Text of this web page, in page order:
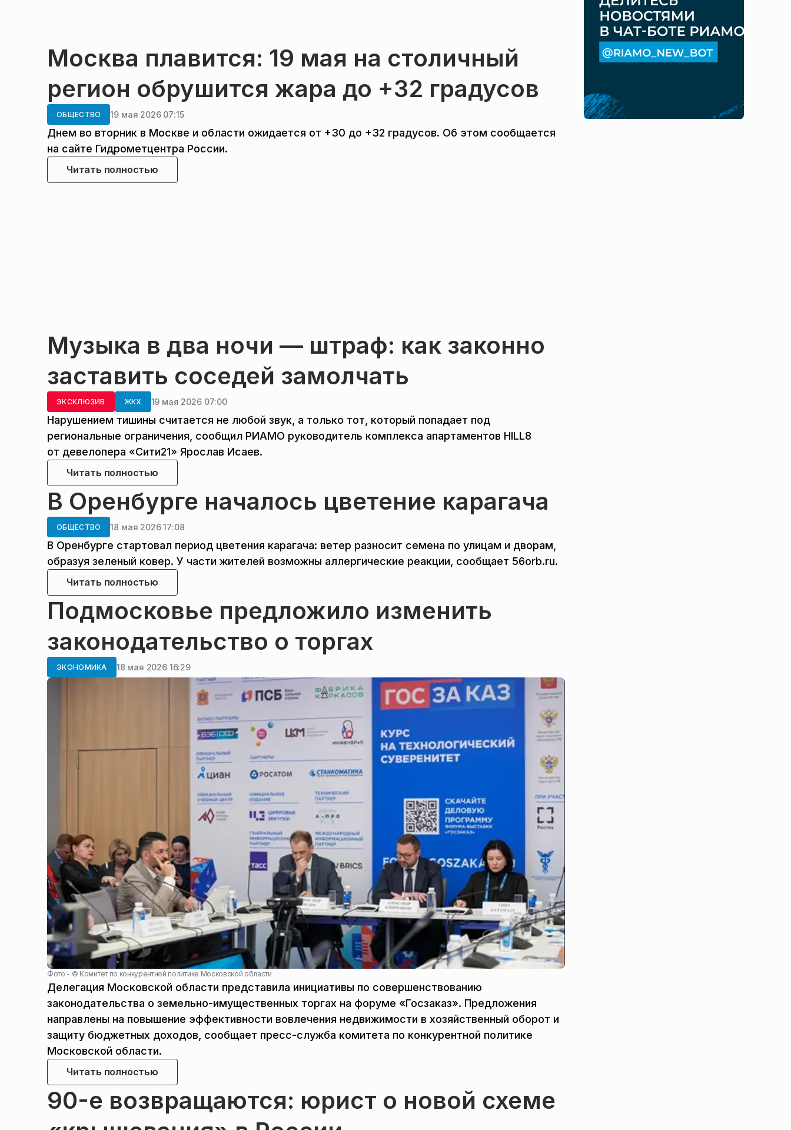
Москва плавится: 19 мая на столичный
регион обрушится жара до +32 градусов
ОБЩЕСТВО 19 мая 2026 07:15
Днем во вторник в Москве и области ожидается от +30 до +32 градусов. Об этом сообщается
на сайте Гидрометцентра России.
Читать полностью
Музыка в два ночи — штраф: как законно
заставить соседей замолчать
ЭКСКЛЮЗИВ ЖКХ 19 мая 2026 07:00
Нарушением тишины считается не любой звук, а только тот, который попадает под
региональные ограничения, сообщил РИАМО руководитель комплекса апартаментов HILL8
от девелопера «Сити21» Ярослав Исаев.
Читать полностью
В Оренбурге началось цветение карагача
ОБЩЕСТВО 18 мая 2026 17:08
В Оренбурге стартовал период цветения карагача: ветер разносит семена по улицам и дворам,
образуя зеленый ковер. У части жителей возможны аллергические реакции, сообщает 56orb.ru.
Читать полностью
Подмосковье предложило изменить
законодательство о торгах
ЭКОНОМИКА 18 мая 2026 16:29
Фото - © Комитет по конкурентной политике Московской области
Делегация Московской области представила инициативы по совершенствованию
законодательства о земельно-имущественных торгах на форуме «Госзаказ». Предложения
направлены на повышение эффективности вовлечения недвижимости в хозяйственный оборот и
защиту бюджетных доходов, сообщает пресс-служба комитета по конкурентной политике
Московской области.
Читать полностью
90-е возвращаются: юрист о новой схеме